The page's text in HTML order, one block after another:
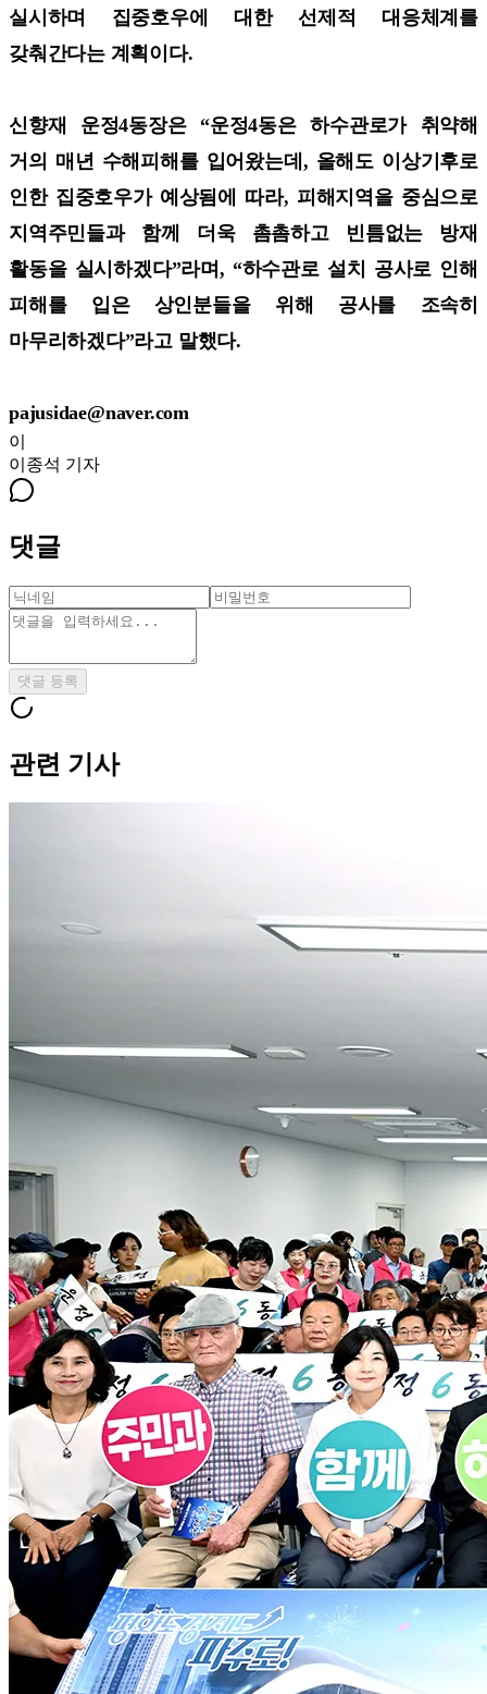
실시하며 집중호우에 대한 선제적 대응체계를
갖춰간다는 계획이다.
신향재 운정4동장은 “운정4동은 하수관로가 취약해
거의 매년 수해피해를 입어왔는데, 올해도 이상기후로
인한 집중호우가 예상됨에 따라, 피해지역을 중심으로
지역주민들과 함께 더욱 촘촘하고 빈틈없는 방재
활동을 실시하겠다”라며, “하수관로 설치 공사로 인해
피해를 입은 상인분들을 위해 공사를 조속히
마무리하겠다”라고 말했다.
pajusidae@naver.com
이
이종석 기자
댓글
댓글 등록
관련 기사